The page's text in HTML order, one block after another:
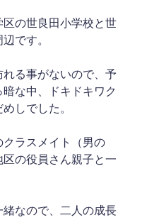
の世良田小学校と世
です。
れる事がないので、予
な中、ドキドキワク
しでした。
ラスメイト（男の
の役員さん親子と一
なので、二人の成長